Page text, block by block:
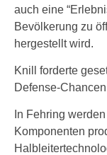
auch eine
Bevölkerung zu
hergestellt wird.
Knill forderte
Defense-Chancen
In Fehring
Komponenten